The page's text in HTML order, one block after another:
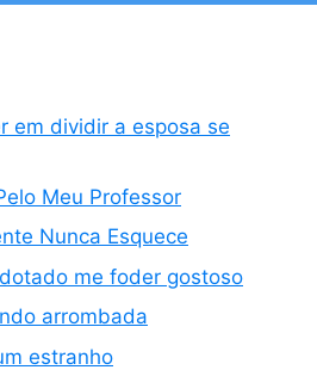
em dividir a esposa se
Meu Professor
Nunca Esquece
me foder gostoso
arrombada
estranho